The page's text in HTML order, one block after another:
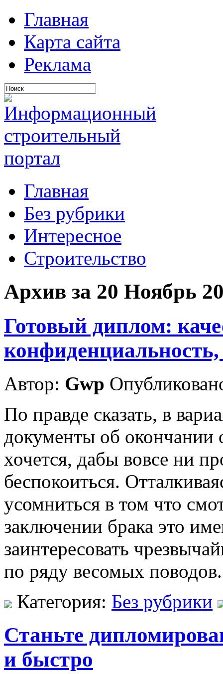
Главная
Карта сайта
Реклама
Главная
Без рубрики
Интересное
Строительство
Архив за 20 Ноябрь
Готовый диплом:
конфиденциальность,
Автор: Gwp
По правде сказать, в
документы об окончании
хочется, дабы вовсе ни
беспокоиться.
усомниться в том что
заключении брака это
заинтересовать
по ряду весомых
Категория: Без рубрики
Станьте
и быстро